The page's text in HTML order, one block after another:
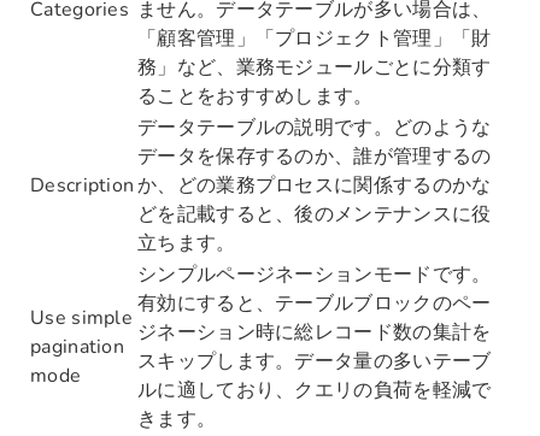
Categories ません。データテーブルが多い場合は、
「顧客管理」「プロジェクト管理」「財
務」など、業務モジュールごとに分類す
ることをおすすめします。
Description
データテーブルの説明です。どのような
データを保存するのか、誰が管理するの
か、どの業務プロセスに関係するのかな
どを記載すると、後のメンテナンスに役
立ちます。
Use simple
pagination
mode
シンプルページネーションモードです。
有効にすると、テーブルブロックのペー
ジネーション時に総レコード数の集計を
スキップします。データ量の多いテーブ
ルに適しており、クエリの負荷を軽減で
きます。